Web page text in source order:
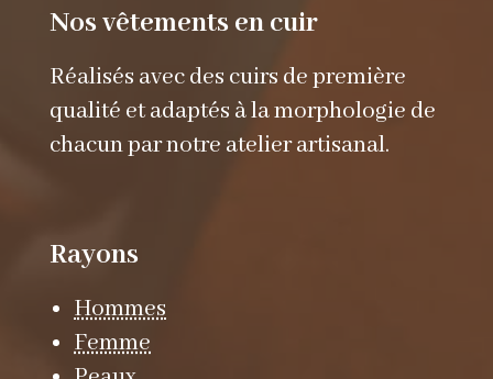
Nos vêtements en cuir
Réalisés avec des cuirs de première
qualité et adaptés à la morphologie de
chacun par notre atelier artisanal.
Rayons
Hommes
Femme